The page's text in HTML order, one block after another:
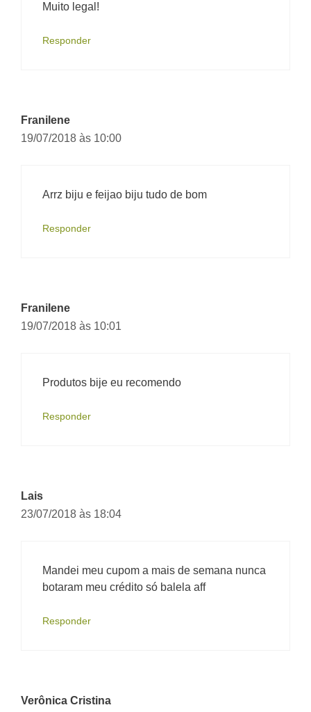
Muito legal!
Responder
Franilene
19/07/2018 às 10:00
Arrz biju e feijao biju tudo de bom
Responder
Franilene
19/07/2018 às 10:01
Produtos bije eu recomendo
Responder
Lais
23/07/2018 às 18:04
Mandei meu cupom a mais de semana nunca
botaram meu crédito só balela aff
Responder
Verônica Cristina